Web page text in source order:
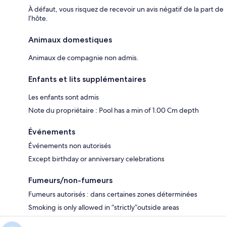
À défaut, vous risquez de recevoir un avis négatif de la part de
l’hôte.
Animaux domestiques
Animaux de compagnie non admis.
Enfants et lits supplémentaires
Les enfants sont admis
Note du propriétaire : Pool has a min of 1.00 Cm depth
Événements
Événements non autorisés
Except birthday or anniversary celebrations
Fumeurs/non-fumeurs
Fumeurs autorisés : dans certaines zones déterminées
Smoking is only allowed in “strictly”outside areas